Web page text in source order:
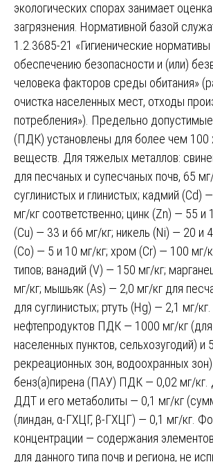
экологических спорах занимает
загрязнения. Нормативной базой
1.2.3685-21 «Гигиенические нормативы
обеспечению безопасности и (или)
человека факторов среды обитания»
очистка населенных мест, отходы
потребления»). Предельно
(ПДК) установлены для более чем 100
веществ. Для тяжелых металлов:
для песчаных и супесчаных почв, 65
суглинистых и глинистых; кадмий (Cd)
мг/кг соответственно; цинк (Zn) — 55 и
(Cu) — 33 и 66 мг/кг; никель (Ni) — 20 и
(Co) — 5 и 10 мг/кг; хром (Cr) — 100 мг/
типов; ванадий (V) — 150 мг/кг;
мг/кг; мышьяк (As) — 2,0 мг/кг для
для суглинистых; ртуть (Hg) — 2,1 мг/
нефтепродуктов ПДК — 1000 мг/кг
населенных пунктов, сельхозугодий) и
рекреационных зон, водоохранных
бенз(а)пирена (ПАУ) ПДК — 0,02 мг/кг.
ДДТ и его метаболиты — 0,1 мг/кг
(линдан, α-ГХЦГ, β-ГХЦГ) — 0,1 мг/кг.
концентрации — содержания
для данного типа почв и региона, не